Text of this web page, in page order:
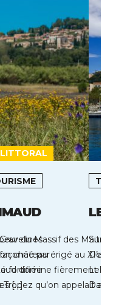
LITTORAL
par
fortifiée
[…]
du Massif des
château érigé au XIe
domine fièrement le
Tropez qu’on appelait
LE
Situé
Le